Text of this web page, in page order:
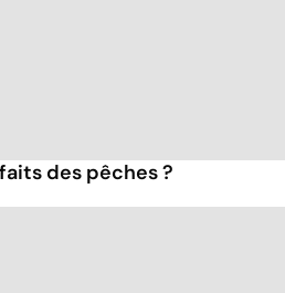
des pêches ?